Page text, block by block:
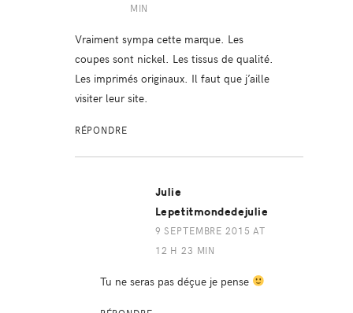
MIN
Vraiment sympa cette marque. Les
coupes sont nickel. Les tissus de qualité.
Les imprimés originaux. Il faut que j’aille
visiter leur site.
RÉPONDRE
Julie
Lepetitmondedejulie
9 SEPTEMBRE 2015 AT
12 H 23 MIN
Tu ne seras pas déçue je pense